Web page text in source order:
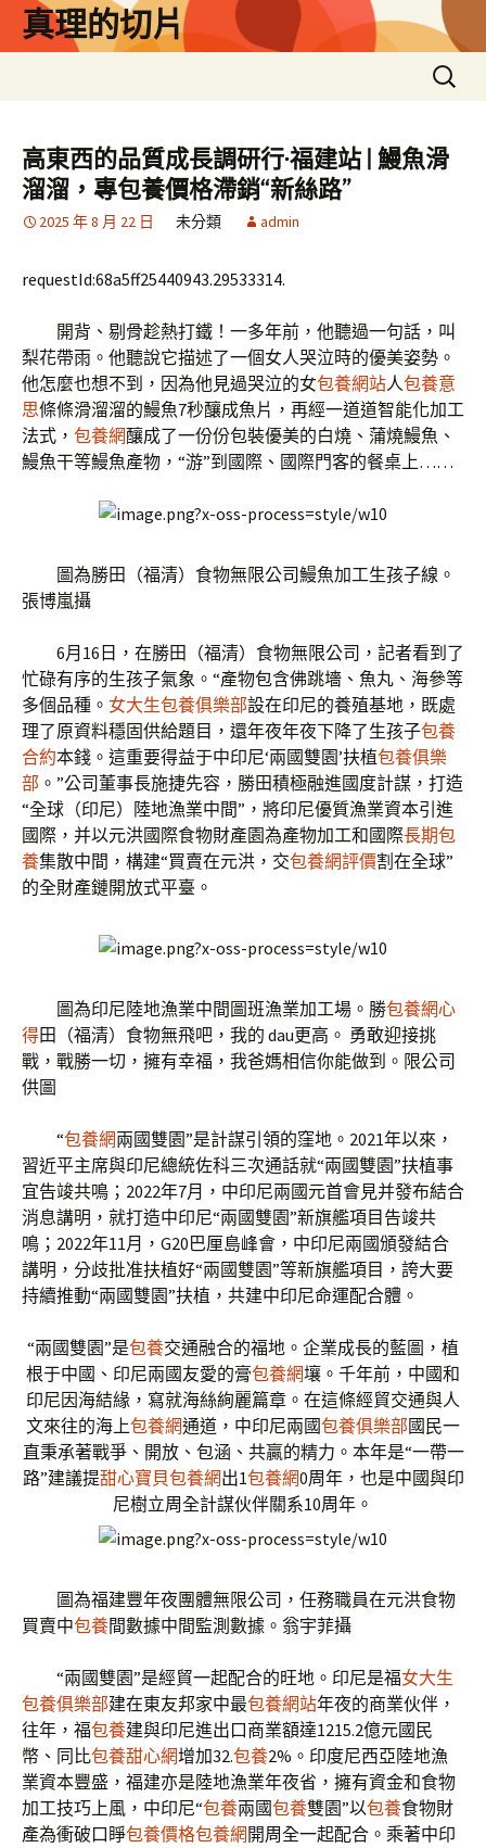
真理的切片
搜
尋
鍵
字:
高東西的品質成長調研行·福建站 | 鰻魚滑
溜溜，專包養價格滯銷“新絲路”
2025 年 8 月 22 日 未分類 admin
requestId:68a5ff25440943.29533314.
開背、剔骨趁熱打鐵！一多年前，他聽過一句話，叫
梨花帶雨。他聽說它描述了一個女人哭泣時的優美姿勢。
他怎麼也想不到，因為他見過哭泣的女包養網站人包養意
思條條滑溜溜的鰻魚7秒釀成魚片，再經一道道智能化加工
法式， 包養網釀成了一份份包裝優美的白燒、蒲燒鰻魚、
鰻魚干等鰻魚產物，“游”到國際、國際門客的餐桌上……
圖為勝田（福清）食物無限公司鰻魚加工生孩子線。
張博嵐攝
6月16日，在勝田（福清）食物無限公司，記者看到了
忙碌有序的生孩子氣象。“產物包含佛跳墻、魚丸、海參等
多個品種。 女大生包養俱樂部設在印尼的養殖基地，既處
理了原資料穩固供給題目，還年夜年夜下降了生孩子包養
合約本錢。這重要得益于中印尼‘兩國雙園’扶植包養俱樂
部 。”公司董事長施捷先容，勝田積極融進國度計謀，打造
“全球（印尼）陸地漁業中間”，將印尼優質漁業資本引進
國際，并以元洪國際食物財產園為產物加工和國際長期包
養集散中間，構建“買賣在元洪，交包養網評價割在全球”
的全財產鏈開放式平臺。
圖為印尼陸地漁業中間圖班漁業加工場。勝包養網心
得田（福清）食物無飛吧，我的 dau更高。 勇敢迎接挑
戰，戰勝一切，擁有幸福，我爸媽相信你能做到。限公司
供圖
“包養網兩國雙園”是計謀引領的窪地。2021年以來，
習近平主席與印尼總統佐科三次通話就“兩國雙園”扶植事
宜告竣共鳴；2022年7月，中印尼兩國元首會見并發布結合
消息講明，就打造中印尼“兩國雙園”新旗艦項目告竣共
鳴；2022年11月，G20巴厘島峰會，中印尼兩國頒發結合
講明，分歧批准扶植好“兩國雙園”等新旗艦項目，誇大要
持續推動“兩國雙園”扶植，共建中印尼命運配合體。
“兩國雙園”是包養交通融合的福地。企業成長的藍圖，植
根于中國、印尼兩國友愛的膏包養網壤。千年前，中國和
印尼因海結緣，寫就海絲絢麗篇章。在這條經貿交通與人
文來往的海上包養網通道，中印尼兩國包養俱樂部國民一
直秉承著戰爭、開放、包涵、共贏的精力。本年是“一帶一
路”建議提甜心寶貝包養網出1包養網0周年，也是中國與印
尼樹立周全計謀伙伴關系10周年。
圖為福建豐年夜團體無限公司，任務職員在元洪食物
買賣中包養間數據中間監測數據。翁宇菲攝
“兩國雙園”是經貿一起配合的旺地。印尼是福女大生
包養俱樂部建在東友邦家中最包養網站年夜的商業伙伴，
往年，福包養建與印尼進出口商業額達1215.2億元國民
幣、同比包養甜心網增加32.包養2%。印度尼西亞陸地漁
業資本豐盛，福建亦是陸地漁業年夜省，擁有資金和食物
加工技巧上風，中印尼“包養兩國包養雙園”以包養食物財
產為衝破口睜包養價格包養網 開周全一起配合。乘著中印